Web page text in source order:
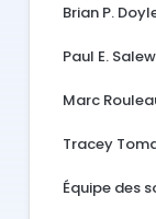
Brian P.
Paul E.
Marc
Tracey
Équipe des